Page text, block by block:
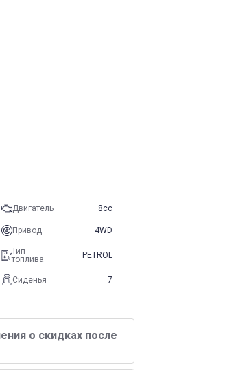
о скидках после
Двигатель 8cc
Привод 4WD
Тип
топлива
PETROL
Сиденья 7